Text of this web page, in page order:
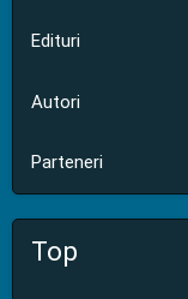
Edituri
Autori
Parteneri
Top